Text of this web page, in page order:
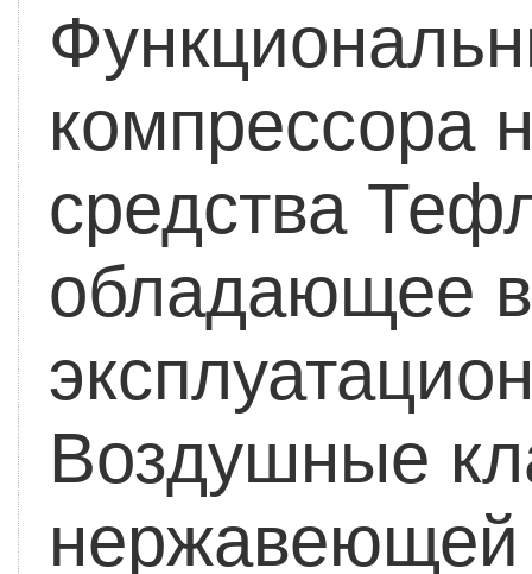
компрессора
средства
обладающее
Воздушные
нержавеющей